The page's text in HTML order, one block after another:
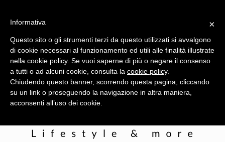
×
Informativa
Questo sito o gli strumenti terzi da questo utilizzati si avvalgono
di cookie necessari al funzionamento ed utili alle finalità illustrate
nella cookie policy. Se vuoi saperne di più o negare il consenso
a tutti o ad alcuni cookie, consulta la cookie policy.
Chiudendo questo banner, scorrendo questa pagina, cliccando
su un link o proseguendo la navigazione in altra maniera,
acconsenti all’uso dei cookie.